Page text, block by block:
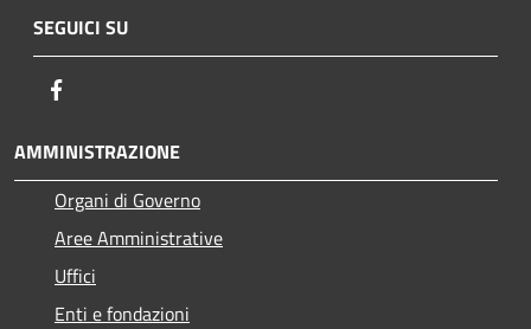
SEGUICI SU
AMMINISTRAZIONE
Organi di Governo
Aree Amministrative
Uffici
Enti e fondazioni